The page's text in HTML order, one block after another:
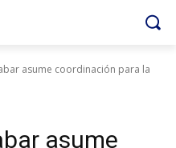
asume coordinación para la
asume